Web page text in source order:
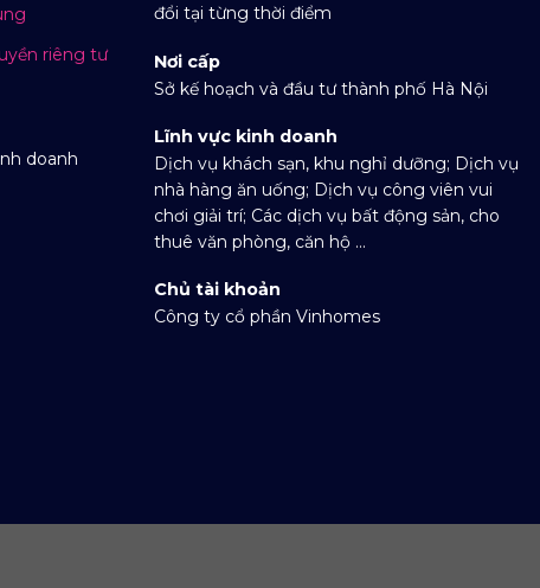
riêng tư
doanh
đổi tại từng thời điểm
Nơi cấp
Sở kế hoạch và đầu tư thành phố Hà Nội
Lĩnh vực kinh doanh
Dịch vụ khách sạn, khu nghỉ dưỡng; Dịch vụ
nhà hàng ăn uống; Dịch vụ công viên vui
chơi giải trí; Các dịch vụ bất động sản, cho
thuê văn phòng, căn hộ ...
Chủ tài khoản
Công ty cổ phần Vinhomes